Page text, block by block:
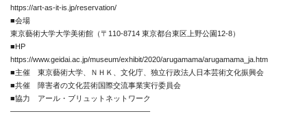
Youtube
online-shop
https://art-as-it-is.jp/reservation/
■会場
東京藝術大学大学美術館（〒110-8714 東京都台東区上野公園12-8）
■HP
https://www.geidai.ac.jp/museum/exhibit/2020/arugamama/arugamama_ja.htm
■主催 東京藝術大学、ＮＨＫ、文化庁、独立行政法人日本芸術文化振興会
■共催 障害者の文化芸術国際交流事業実行委員会
■協力 アール・ブリュットネットワーク
——————————————————–